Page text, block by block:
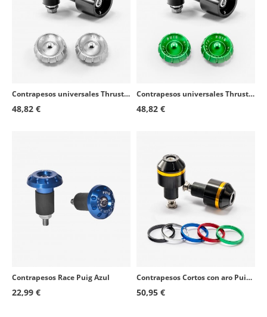
Contrapesos universales Thruster 9411N+9420P Puig color Plata
48,82 €
Contrapesos universales Thruster 9411N+9420V Puig color Verde
48,82 €
Contrapesos Race Puig Azul
22,99 €
Contrapesos Cortos con aro Puig Negro
50,95 €